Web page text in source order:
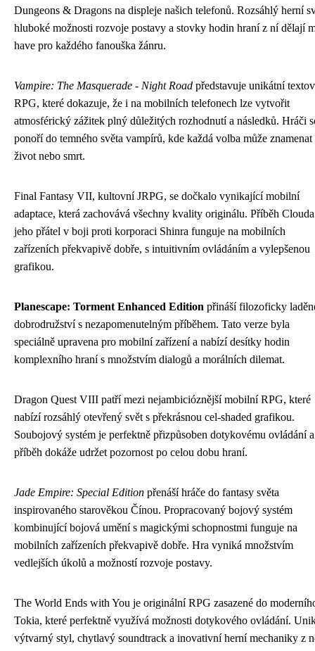
Dungeons & Dragons na displeje našich telefonů. Rozsáhlý herní
hluboké možnosti rozvoje postavy a stovky hodin hraní z ní dělají
have pro každého fanouška žánru.
Vampire: The Masquerade - Night Road představuje unikátní
RPG, které dokazuje, že i na mobilních telefonech lze vytvořit
atmosférický zážitek plný důležitých rozhodnutí a následků. Hráči
ponoří do temného světa vampírů, kde každá volba může znamenat
život nebo smrt.
Final Fantasy VII, kultovní JRPG, se dočkalo vynikající mobilní
adaptace, která zachovává všechny kvality originálu. Příběh
jeho přátel v boji proti korporaci Shinra funguje na mobilních
zařízeních překvapivě dobře, s intuitivním ovládáním a vylepšenou
grafikou.
Planescape: Torment Enhanced Edition přináší filozoficky
dobrodružství s nezapomenutelným příběhem. Tato verze byla
speciálně upravena pro mobilní zařízení a nabízí desítky hodin
komplexního hraní s množstvím dialogů a morálních dilemat.
Dragon Quest VIII patří mezi nejambicióznější mobilní RPG, které
nabízí rozsáhlý otevřený svět s překrásnou cel-shaded grafikou.
Soubojový systém je perfektně přizpůsoben dotykovému ovládání a
příběh dokáže udržet pozornost po celou dobu hraní.
Jade Empire: Special Edition přenáší hráče do fantasy světa
inspirovaného starověkou Čínou. Propracovaný bojový systém
kombinující bojová umění s magickými schopnostmi funguje na
mobilních zařízeních překvapivě dobře. Hra vyniká množstvím
vedlejších úkolů a možností rozvoje postavy.
The World Ends with You je originální RPG zasazené do
Tokia, které perfektně využívá možnosti dotykového ovládání.
výtvarný styl, chytlavý soundtrack a inovativní herní mechaniky z